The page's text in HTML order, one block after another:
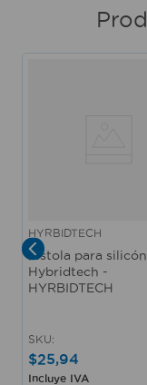
HYRBIDTECH
Pistola para silicón
Hybridtech -
HYRBIDTECH
SKU:
$25,94
Incluye IVA